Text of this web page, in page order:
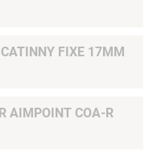
FIXE 17MM
AIMPOINT COA-R